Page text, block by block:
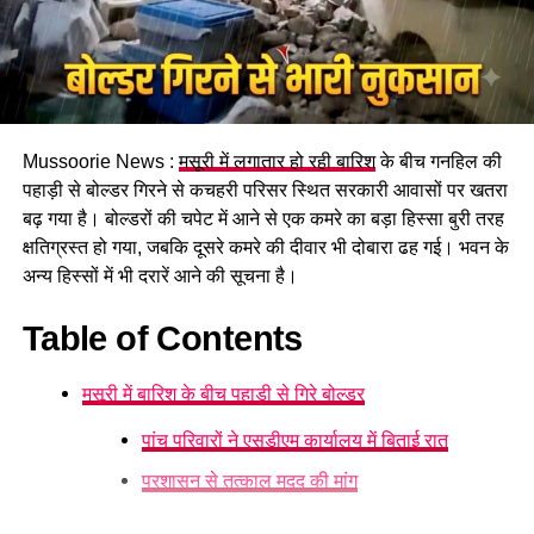
पढ़े धामी कैबिनेट के प्रमुख फैसले
GST संशोधित अध्यादेश को मंजूरी।
नैनीताल हाईकोर्ट के लिए हल्द्वानी गौलापार में 30 हेक्टेयर जमीन
देने का फैसला।
राज्य क्रीड़ा विश्वविद्यालय हल्द्वानी के लिए 122 पदों के सृजन को
जल जीवन मिशन में केंद्र की गाइडलाइंस लागू होंगी।
कुष्ठ रोग से पीड़ित व्यक्ति भी सहकारी समिति का सदस्य बन
मेरठ से हरिद्वार तक गंगा एक्सप्रेसवे विस्तार के लिए यूपी से
समझौता होगा।
Mussoorie News :मसूरी में लगातार हो रही बारिशके बीच गनहिल की
पहाड़ी से बोल्डर गिरने से कचहरी परिसर स्थित सरकारी आवासों पर खतरा
बढ़ गया है। बोल्डरों की चपेट में आने से एक कमरे का बड़ा हिस्सा बुरी तरह
क्षतिग्रस्त हो गया, जबकि दूसरे कमरे की दीवार भी दोबारा ढह गई। भवन के
अन्य हिस्सों में भी दरारें आने की सूचना है।
Table of Contents
मसूरी में बारिश के बीच पहाड़ी से गिरे बोल्डर
पांच परिवारों ने एसडीएम कार्यालय में बिताई रात
प्रशासन से तत्काल मदद की मांग